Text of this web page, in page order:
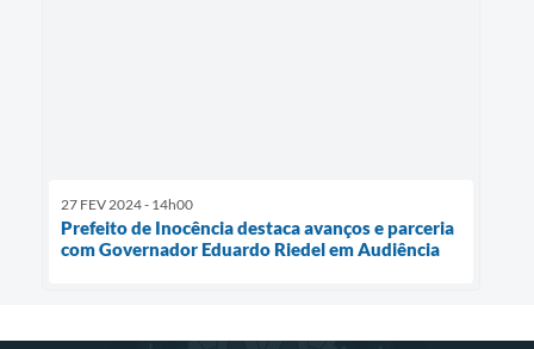
27 FEV 2024 - 14h00
Prefeito de Inocência destaca avanços e parceria
com Governador Eduardo Riedel em Audiência